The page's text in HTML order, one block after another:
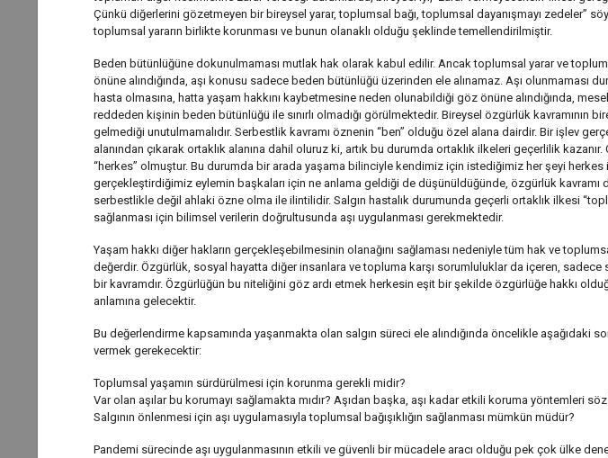
Çünkü diğerlerini gözetmeyen bir bireysel yarar, toplumsal bağı, toplumsal dayanışmayı zedeler”
toplumsal yararın birlikte korunması ve bunun olanaklı olduğu şeklinde temellendirilmiştir.
Beden bütünlüğüne dokunulmaması mutlak hak olarak kabul edilir. Ancak toplumsal yarar ve toplum
önüne alındığında, aşı konusu sadece beden bütünlüğü üzerinden ele alınamaz. Aşı olunmaması
hasta olmasına, hatta yaşam hakkını kaybetmesine neden olunabildiği göz önüne alındığında,
reddeden kişinin beden bütünlüğü ile sınırlı olmadığı görülmektedir. Bireysel özgürlük kavramının
gelmediği unutulmamalıdır. Serbestlik kavramı öznenin “ben” olduğu özel alana dairdir. Bir işlev
alanından çıkarak ortaklık alanına dahil oluruz ki, artık bu durumda ortaklık ilkeleri geçerlilik
“herkes” olmuştur. Bu durumda bir arada yaşama bilinciyle kendimiz için istediğimiz her şeyi
gerçekleştirdiğimiz eylemin başkaları için ne anlama geldiği de düşünüldüğünde, özgürlük kavramı
serbestlikle değil ahlaki özne olma ile ilintilidir. Salgın hastalık durumunda geçerli ortaklık ilkesi
sağlanması için bilimsel verilerin doğrultusunda aşı uygulanması gerekmektedir.
Yaşam hakkı diğer hakların gerçekleşebilmesinin olanağını sağlaması nedeniyle tüm hak ve
değerdir. Özgürlük, sosyal hayatta diğer insanlara ve topluma karşı sorumluluklar da içeren, sadece
bir kavramdır. Özgürlüğün bu niteliğini göz ardı etmek herkesin eşit bir şekilde özgürlüğe hakkı
anlamına gelecektir.
Bu değerlendirme kapsamında yaşanmakta olan salgın süreci ele alındığında öncelikle aşağıdaki
vermek gerekecektir:
Toplumsal yaşamın sürdürülmesi için korunma gerekli midir?
Var olan aşılar bu korumayı sağlamakta mıdır? Aşıdan başka, aşı kadar etkili koruma yöntemleri
Salgının önlenmesi için aşı uygulamasıyla toplumsal bağışıklığın sağlanması mümkün müdür?
Pandemi sürecinde aşı uygulanmasının etkili ve güvenli bir mücadele aracı olduğu pek çok ülke